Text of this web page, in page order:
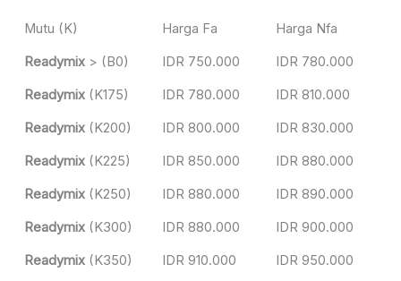
Mutu (K) Harga Fa Harga Nfa
Readymix > (B0) IDR 750.000 IDR 780.000
Readymix (K175) IDR 780.000 IDR 810.000
Readymix (K200) IDR 800.000 IDR 830.000
Readymix (K225) IDR 850.000 IDR 880.000
Readymix (K250) IDR 880.000 IDR 890.000
Readymix (K300) IDR 880.000 IDR 900.000
Readymix (K350) IDR 910.000 IDR 950.000